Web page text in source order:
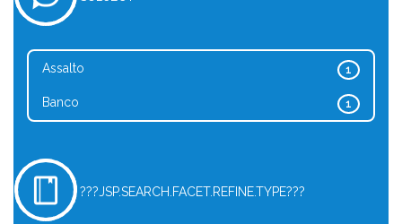
1
Assalto
1
Banco
???JSP.SEARCH.FACET.REFINE.TYPE???